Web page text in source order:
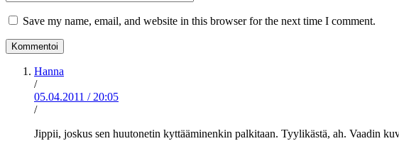
Save my name, email, and website in this browser for the next time I comment.
Hanna
/
05.04.2011 / 20:05
/
Jippii, joskus sen huutonetin kyttääminenkin palkitaan. Tyylikästä, ah. Vaadin